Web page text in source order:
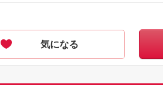
気になる